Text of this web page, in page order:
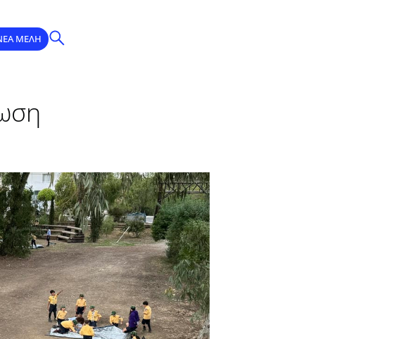
ΜΕΛΗ